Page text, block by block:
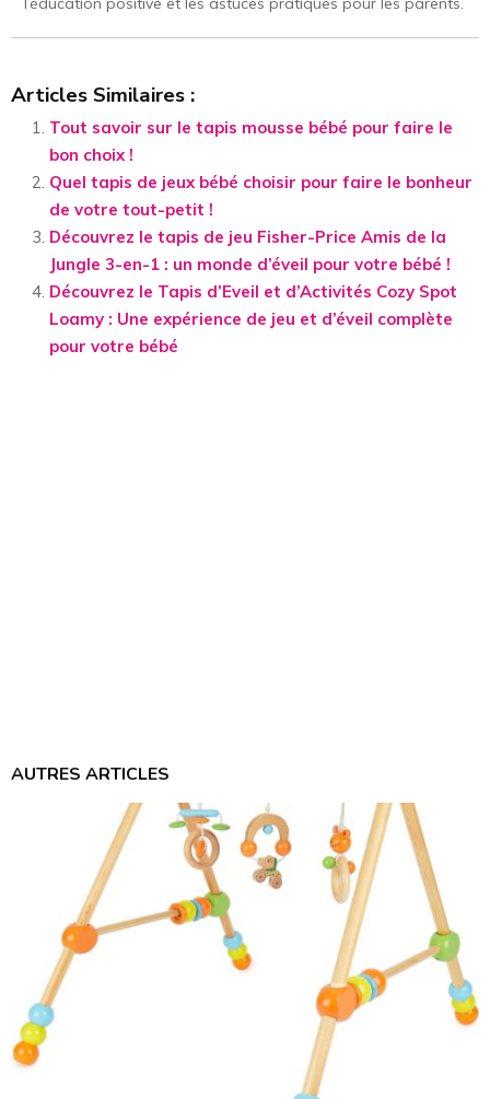
Articles Similaires :
Tout savoir sur le tapis mousse bébé pour faire le
bon choix !
Quel tapis de jeux bébé choisir pour faire le bonheur
de votre tout-petit !
Découvrez le tapis de jeu Fisher-Price Amis de la
Jungle 3-en-1 : un monde d’éveil pour votre bébé !
Découvrez le Tapis d’Eveil et d’Activités Cozy Spot
Loamy : Une expérience de jeu et d’éveil complète
pour votre bébé
AUTRES ARTICLES